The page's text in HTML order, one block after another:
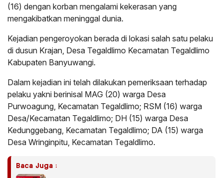
(16) dengan korban mengalami kekerasan yang
mengakibatkan meninggal dunia.
Kejadian pengeroyokan berada di lokasi salah satu pelaku
di dusun Krajan, Desa Tegaldlimo Kecamatan Tegaldlimo
Kabupaten Banyuwangi.
Dalam kejadian ini telah dilakukan pemeriksaan terhadap
pelaku yakni berinisal MAG (20) warga Desa
Purwoagung, Kecamatan Tegaldlimo; RSM (16) warga
Desa/Kecamatan Tegaldlimo; DH (15) warga Desa
Kedunggebang, Kecamatan Tegaldlimo; DA (15) warga
Desa Wringinpitu, Kecamatan Tegaldlimo.
Baca Juga :